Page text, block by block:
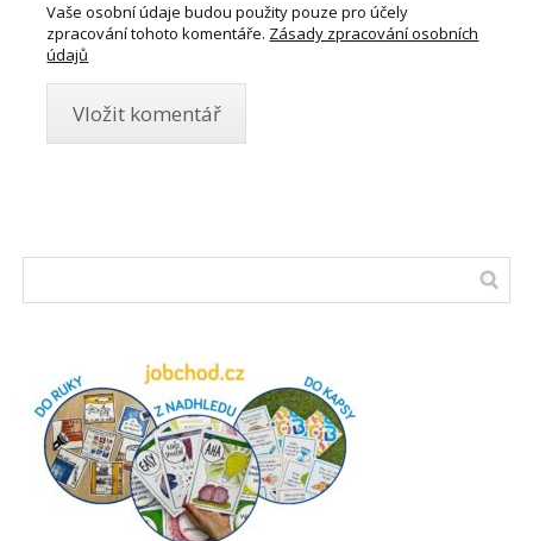
Vaše osobní údaje budou použity pouze pro účely
zpracování tohoto komentáře. Zásady zpracování osobních
údajů